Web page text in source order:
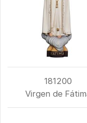
181200
Virgen de